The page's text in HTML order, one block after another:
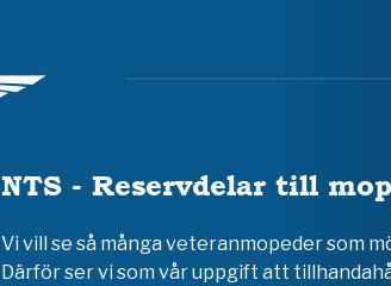
NTS - Reservdelar till
Vi vill se så många veteranmopeder som
Därför ser vi som vår uppgift att